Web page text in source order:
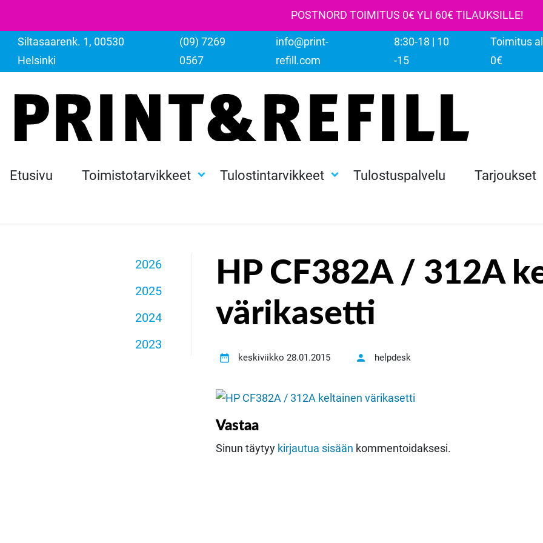
POSTNORD TOIMITUS 0€ YLI 60€ TILAUKSILLE!
Siltasaarenk. 1, 00530
Helsinki
(09) 7269
0567
info@print-
refill.com
8:30-18 | 10
-15
Toimitus
0€
Etusivu Toimistotarvikkeet Tulostintarvikkeet Tulostuspalvelu Tarjoukset
2026
2025
2024
2023
HP CF382A / 312A
värikasetti
 keskiviikko 28.01.2015  helpdesk
Vastaa
Sinun täytyy kirjautua sisään kommentoidaksesi.